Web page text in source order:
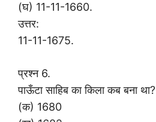
(घ) 11-11-1660.
उत्तर:
11-11-1675.
प्रश्न 6.
पाऊँटा साहिब का किला कब बना था?
(क) 1680